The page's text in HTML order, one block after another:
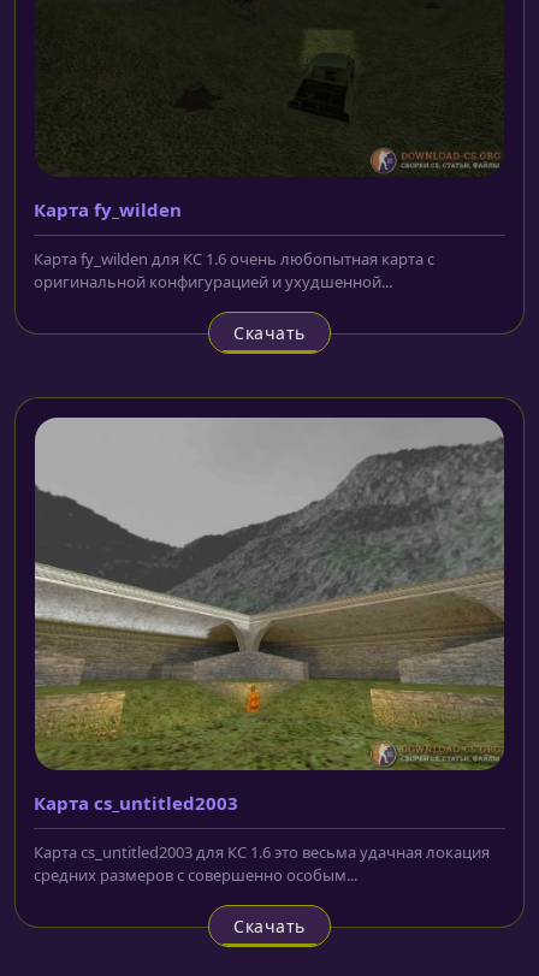
Карта fy_wilden
Карта fy_wilden для КС 1.6 очень любопытная карта с
оригинальной конфигурацией и ухудшенной...
Скачать
Карта cs_untitled2003
Карта cs_untitled2003 для КС 1.6 это весьма удачная локация
средних размеров с совершенно особым...
Скачать